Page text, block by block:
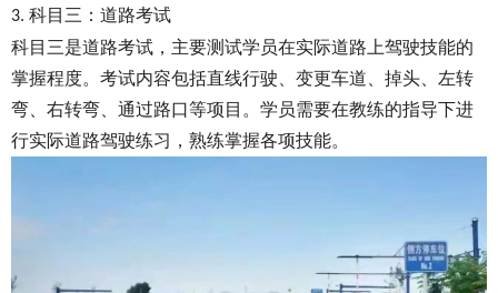
3. 科目三：道路考试
科目三是道路考试，主要测试学员在实际道路上驾驶技能的
掌握程度。考试内容包括直线行驶、变更车道、掉头、左转
弯、右转弯、通过路口等项目。学员需要在教练的指导下进
行实际道路驾驶练习，熟练掌握各项技能。